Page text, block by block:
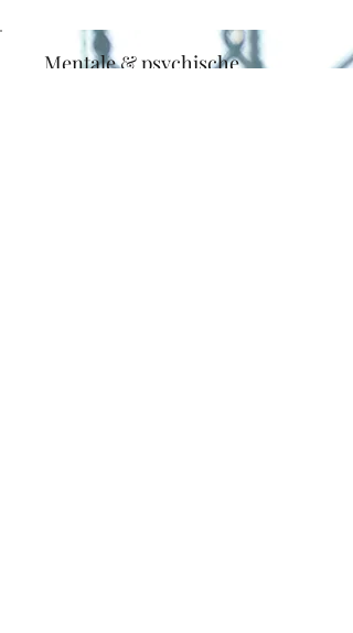
Mentale & psychische